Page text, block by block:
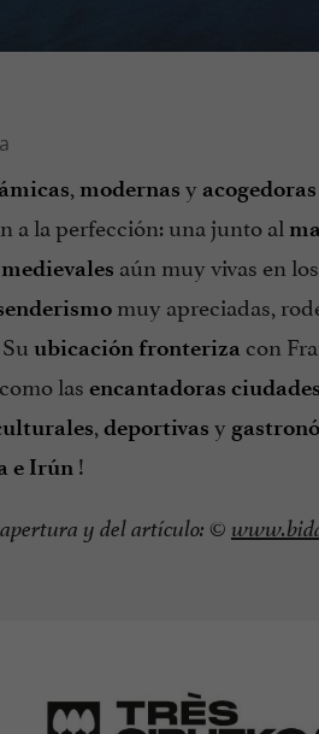
, modernas y acogedoras
a la perfección: una junto al
medievales aún muy vivas en
muy apreciadas,
ubicación fronteriza con
como las encantadoras
, deportivas y
e Irún !
y del artículo: ©